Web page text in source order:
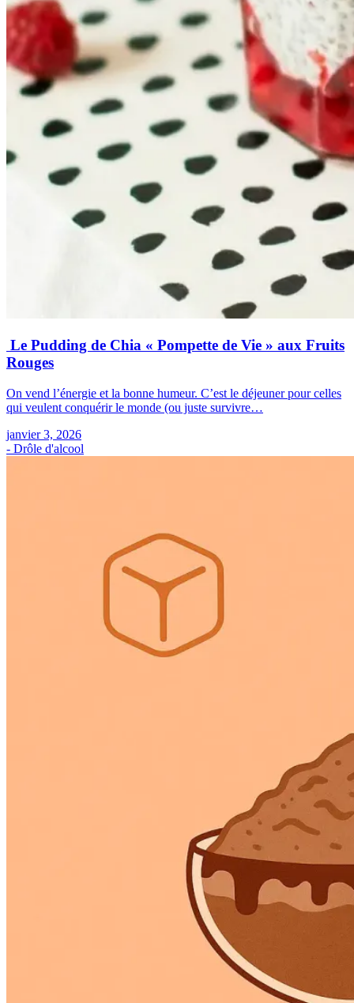
Le Pudding de Chia « Pompette de Vie » aux Fruits
Rouges
On vend l’énergie et la bonne humeur. C’est le déjeuner pour celles
qui veulent conquérir le monde (ou juste survivre…
janvier 3, 2026
- Drôle d'alcool